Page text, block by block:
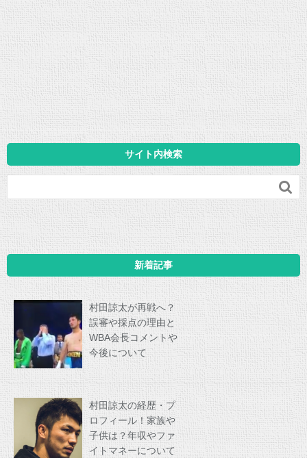
サイト内検索

新着記事
村田諒太が再戦へ？
誤審や採点の理由と
WBA会長コメントや
今後について
村田諒太の経歴・プ
ロフィール！家族や
子供は？年収やファ
イトマネーについて